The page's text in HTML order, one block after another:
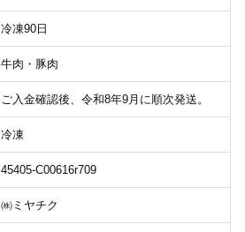
冷凍90日
牛肉・豚肉
ご入金確認後、令和8年9月に順次発送。
冷凍
45405-C00616r709
㈱ミヤチク